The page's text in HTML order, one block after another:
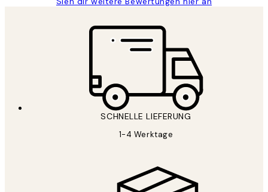
SCHNELLE LIEFERUNG
1-4 Werktage